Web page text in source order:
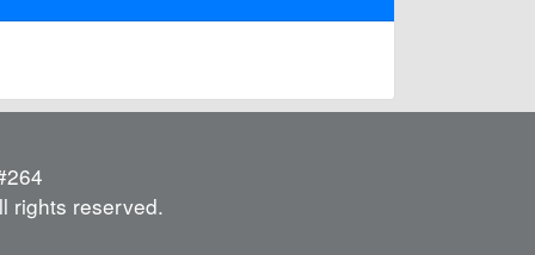
rights reserved.